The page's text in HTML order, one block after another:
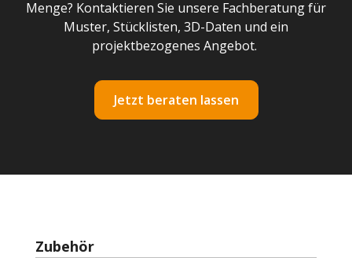
Menge? Kontaktieren Sie unsere Fachberatung für
Muster, Stücklisten, 3D-Daten und ein
projektbezogenes Angebot.
Jetzt beraten lassen
Produktgalerie überspringen
Zubehör